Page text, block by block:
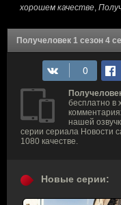
хорошем качестве,
Получеловек 1 сезон 4
бесплатно в
нашей
серии сериала Новости
1080 качестве.
Новые серии: